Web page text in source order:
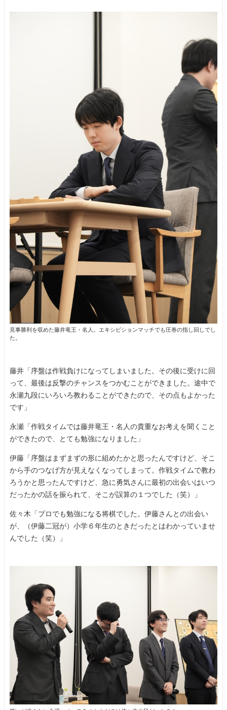
見事勝利を収めた藤井竜王・名人。エキシビションマッチでも圧巻の指し回しでし
た。
藤井「序盤は作戦負けになってしまいました。その後に受けに回
って、最後は反撃のチャンスをつかむことができました。途中で
永瀬九段にいろいろ教わることができたので、その点もよかった
です」
永瀬「作戦タイムでは藤井竜王・名人の貴重なお考えを聞くこと
ができたので、とても勉強になりました」
伊藤「序盤はまずまずの形に組めたかと思ったんですけど、そこ
から手のつなげ方が見えなくなってしまって。作戦タイムで教わ
ろうかと思ったんですけど、急に勇気さんに最初の出会いはいつ
だったかの話を振られて、そこが誤算の１つでした（笑）」
佐々木「プロでも勉強になる将棋でした。伊藤さんとの出会い
が、（伊藤二冠が）小学６年生のときだったとはわかっていませ
んでした（笑）」